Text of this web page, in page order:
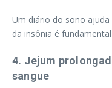
Um diário do sono
da insônia é
4. Jejum
sangue